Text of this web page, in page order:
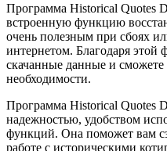
Программа Historical Quotes
встроенную функцию
очень полезным при сбоях
интернетом. Благодаря этой
скачанные данные и сможете
необходимости.
Программа Historical Quotes
надежностью, удобством
функций. Она поможет вам
работе с историческими